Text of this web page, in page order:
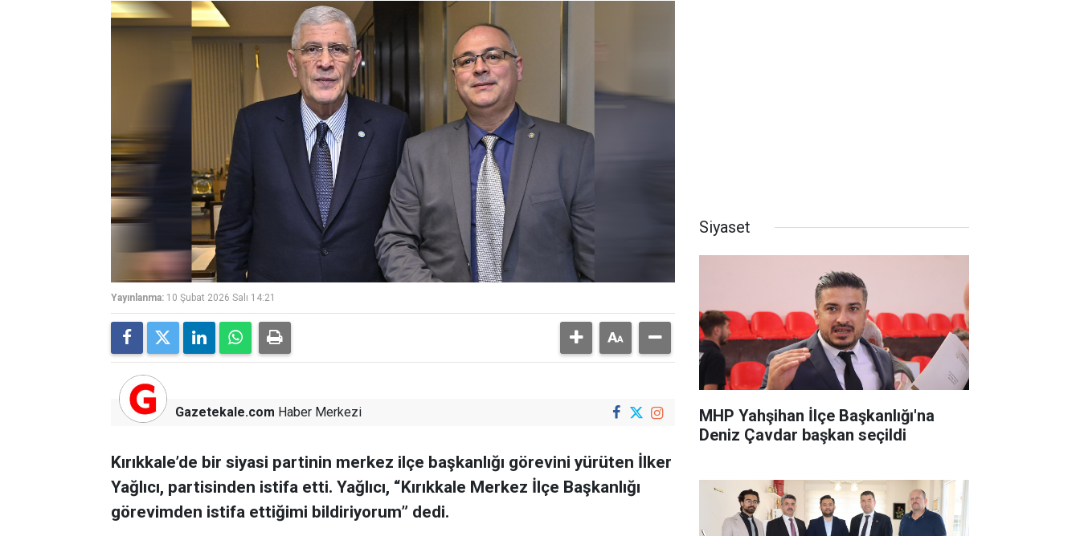
Yayınlanma: 10 Şubat 2026 Salı 14:21
Gazetekale.com Haber Merkezi
Kırıkkale’de bir siyasi partinin merkez ilçe başkanlığı görevini yürüten İlker
Yağlıcı, partisinden istifa etti. Yağlıcı, “Kırıkkale Merkez İlçe Başkanlığı
görevimden istifa ettiğimi bildiriyorum” dedi.
Siyaset
MHP Yahşihan İlçe Başkanlığı'na
Deniz Çavdar başkan seçildi